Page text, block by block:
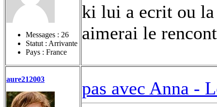
Messages : 26
Statut : Arrivante
Pays : France
ki lui a ecrit ou la
aimerai le
aure212003 pas avec Anna -